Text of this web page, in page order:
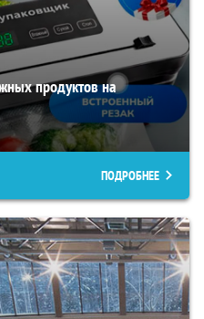
продуктов на
ПОДРОБНЕЕ